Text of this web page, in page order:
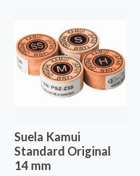
Suela Kamui
Standard Original
14 mm